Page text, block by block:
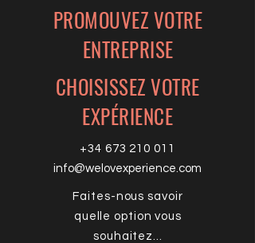
PROMOUVEZ VOTRE
ENTREPRISE
CHOISISSEZ VOTRE
EXPÉRIENCE
+34 673 210 011
info@welovexperience.com
Faites-nous savoir
quelle option vous
souhaitez...